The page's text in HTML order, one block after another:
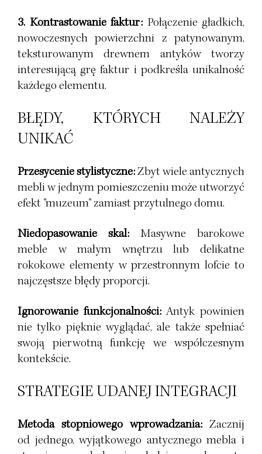
3. Kontrastowanie faktur: Połączenie gładkich,
nowoczesnych powierzchni z patynowanym,
teksturowanym drewnem antyków tworzy
interesującą grę faktur i podkreśla unikalność
każdego elementu.
BŁĘDY, KTÓRYCH NALEŻY
UNIKAĆ
Przesycenie stylistyczne:Zbyt wiele antycznych
mebli w jednym pomieszczeniu może utworzyć
efekt "muzeum" zamiast przytulnego domu.
Niedopasowanie skal: Masywne barokowe
meble w małym wnętrzu lub delikatne
rokokowe elementy w przestronnym lofcie to
najczęstsze błędy proporcji.
Ignorowanie funkcjonalności:Antyk powinien
nie tylko pięknie wyglądać, ale także spełniać
swoją pierwotną funkcję we współczesnym
kontekście.
STRATEGIE UDANEJ INTEGRACJI
Metoda stopniowego wprowadzania: Zacznij
od jednego, wyjątkowego antycznego mebla i